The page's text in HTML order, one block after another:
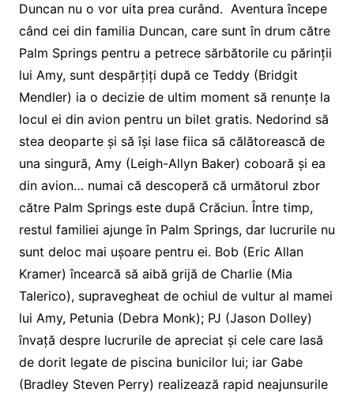
Duncan nu o vor uita prea curând. Aventura începe
când cei din familia Duncan, care sunt în drum către
Palm Springs pentru a petrece sărbătorile cu părinții
lui Amy, sunt despărțiți după ce Teddy (Bridgit
Mendler) ia o decizie de ultim moment să renunțe la
locul ei din avion pentru un bilet gratis. Nedorind să
stea deoparte și să își lase fiica să călătorească de
una singură, Amy (Leigh-Allyn Baker) coboară și ea
din avion… numai că descoperă că următorul zbor
către Palm Springs este după Crăciun. Între timp,
restul familiei ajunge în Palm Springs, dar lucrurile nu
sunt deloc mai ușoare pentru ei. Bob (Eric Allan
Kramer) încearcă să aibă grijă de Charlie (Mia
Talerico), supravegheat de ochiul de vultur al mamei
lui Amy, Petunia (Debra Monk); PJ (Jason Dolley)
învață despre lucrurile de apreciat și cele care lasă
de dorit legate de piscina bunicilor lui; iar Gabe
(Bradley Steven Perry) realizează rapid neajunsurile